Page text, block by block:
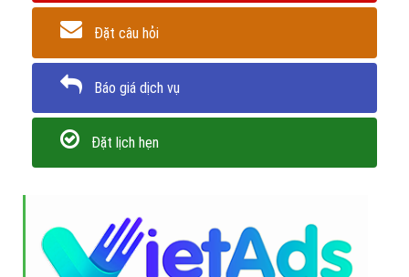
Đặt câu hỏi
Báo giá dịch vụ
Đặt lịch hẹn